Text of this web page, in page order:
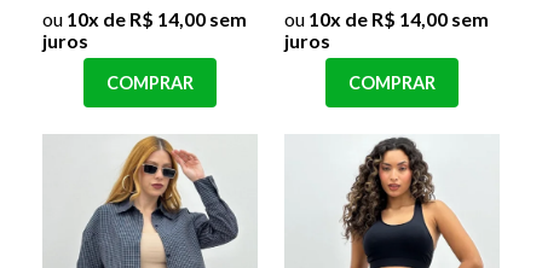
ou 10x de R$ 14,00 sem
juros
COMPRAR
ou 10x de R$ 14,00 sem
juros
COMPRAR